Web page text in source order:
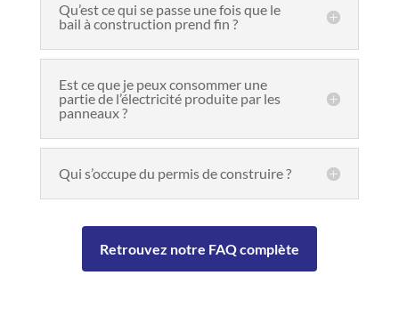
Qu’est ce qui se passe une fois que le
bail à construction prend fin ?
Est ce que je peux consommer une
partie de l’électricité produite par les
panneaux ?
Qui s’occupe du permis de construire ?
Retrouvez notre FAQ complète